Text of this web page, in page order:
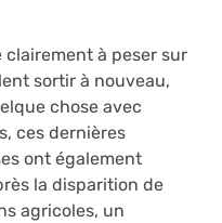
clairement à peser sur
sortir à nouveau,
chose avec
ces dernières
ont également
la disparition de
agricoles, un